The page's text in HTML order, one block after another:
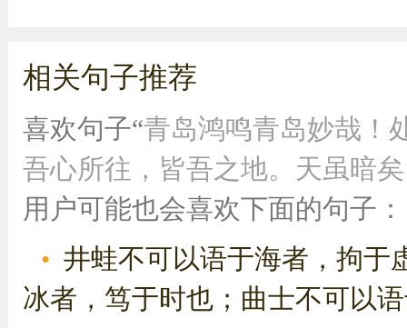
相关句子推荐
喜欢句子“青岛鸿鸣青岛妙哉！
吾心所往，皆吾之地。天虽暗
用户可能也会喜欢下面的句子：
井蛙不可以语于海者，拘于
冰者，笃于时也；曲士不可以